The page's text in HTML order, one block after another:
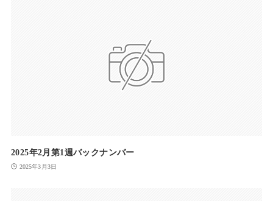
2025年2月第1週バックナンバー
2025年3月3日